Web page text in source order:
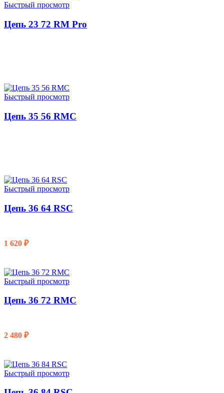
Быстрый просмотр
Цепь 23 72 RM Pro
Быстрый просмотр
Цепь 35 56 RMC
Быстрый просмотр
Цепь 36 64 RSC
1 620 ₽
Быстрый просмотр
Цепь 36 72 RMC
2 480 ₽
Быстрый просмотр